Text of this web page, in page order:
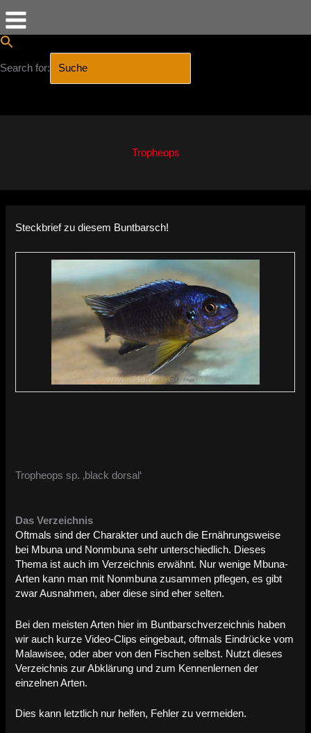
Search for:
Tropheops
Steckbrief zu diesem Buntbarsch!
Tropheops sp. ‚black dorsal‘
Das Verzeichnis
Oftmals sind der Charakter und auch die Ernährungsweise
bei Mbuna und Nonmbuna sehr unterschiedlich. Dieses
Thema ist auch im Verzeichnis erwähnt. Nur wenige Mbuna-
Arten kann man mit Nonmbuna zusammen pflegen, es gibt
zwar Ausnahmen, aber diese sind eher selten.
Bei den meisten Arten hier im Buntbarschverzeichnis haben
wir auch kurze Video-Clips eingebaut, oftmals Eindrücke vom
Malawisee, oder aber von den Fischen selbst. Nutzt dieses
Verzeichnis zur Abklärung und zum Kennenlernen der
einzelnen Arten.
Dies kann letztlich nur helfen, Fehler zu vermeiden.